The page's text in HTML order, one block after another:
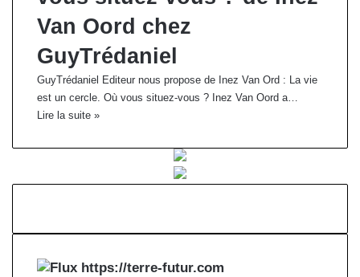
Van Oord chez
GuyTrédaniel
GuyTrédaniel Editeur nous propose de Inez Van Ord : La vie
est un cercle. Où vous situez-vous ? Inez Van Oord a…
Lire la suite »
https://terre-futur.com